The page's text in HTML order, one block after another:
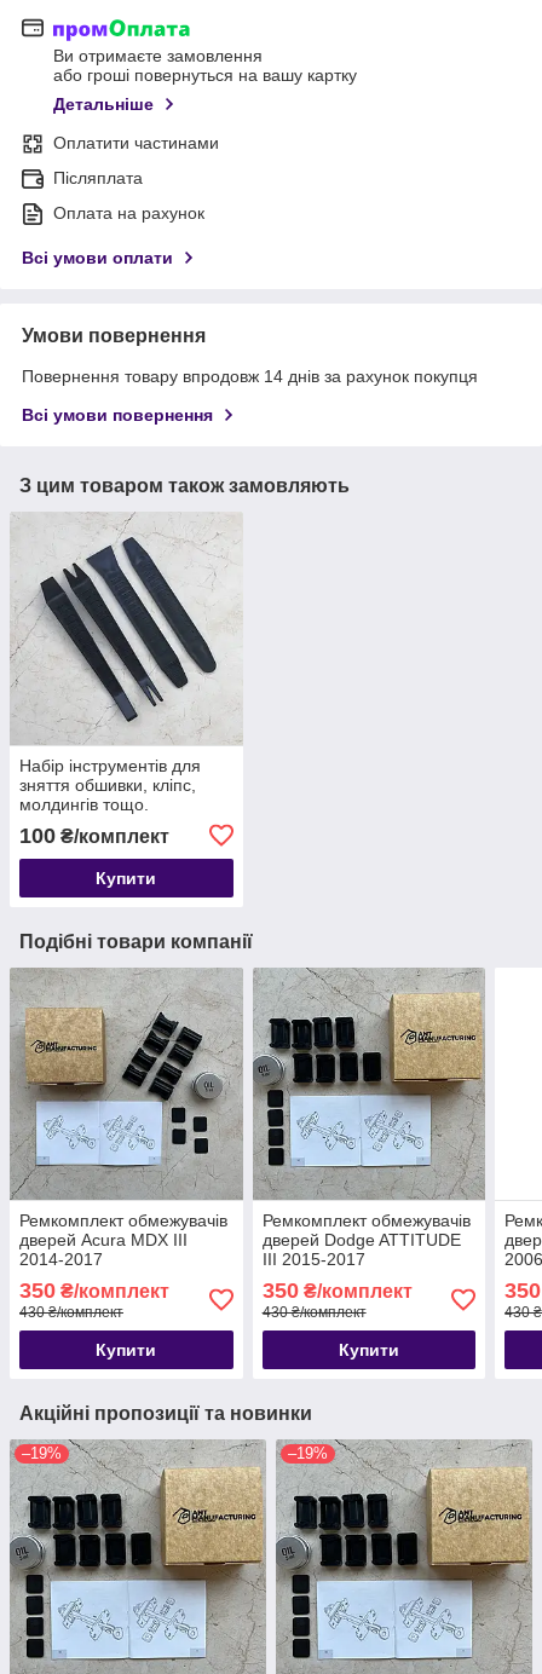
Ви отримаєте замовлення
або гроші повернуться на вашу картку
Детальніше
Оплатити частинами
Післяплата
Оплата на рахунок
Всі умови оплати
Умови повернення
Повернення товару впродовж 14 днів за рахунок покупця
Всі умови повернення
З цим товаром також замовляють
Набір інструментів для
зняття обшивки, кліпс,
молдингів тощо.
автомобіля з антиковзною
поверхнею, 4 шт
100 ₴/комплект
Купити
Подібні товари компанії
Ремкомплект обмежувачів
дверей Acura MDX III
2014-2017
350 ₴/комплект
430 ₴/комплект
Купити
Ремкомплект обмежувачів
дверей Dodge ATTITUDE
III 2015-2017
350₴/комплект
430 ₴/комплект
Купити
350
430
Акційні пропозиції та новинки
–19% –19%